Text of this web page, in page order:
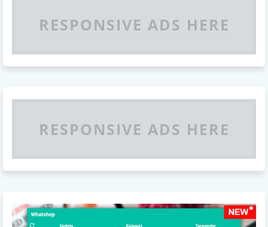
RESPONSIVE ADS HERE
RESPONSIVE ADS HERE